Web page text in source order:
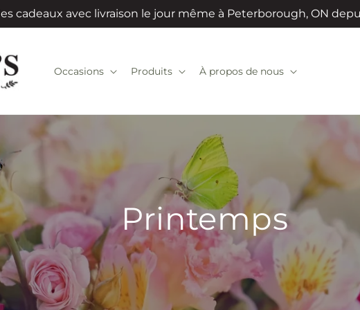
cadeaux avec livraison le jour même à Peterborough, ON
Occasions Produits À propos de nous
Printemps